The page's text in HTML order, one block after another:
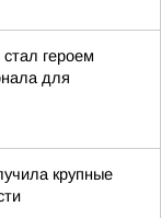
героем
для
крупные